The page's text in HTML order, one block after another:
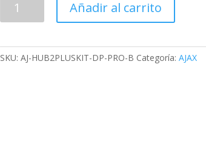
HUB2PLUSKIT-
PRO-
Añadir al carrito
SKU:AJ-HUB2PLUSKIT-DP-PRO-B Categoría:AJAX